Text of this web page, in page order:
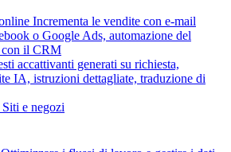
Incrementa le vendite con e-mail
o Google Ads, automazione del
con il CRM
accattivanti generati su richiesta,
IA, istruzioni dettagliate, traduzione di
e negozi